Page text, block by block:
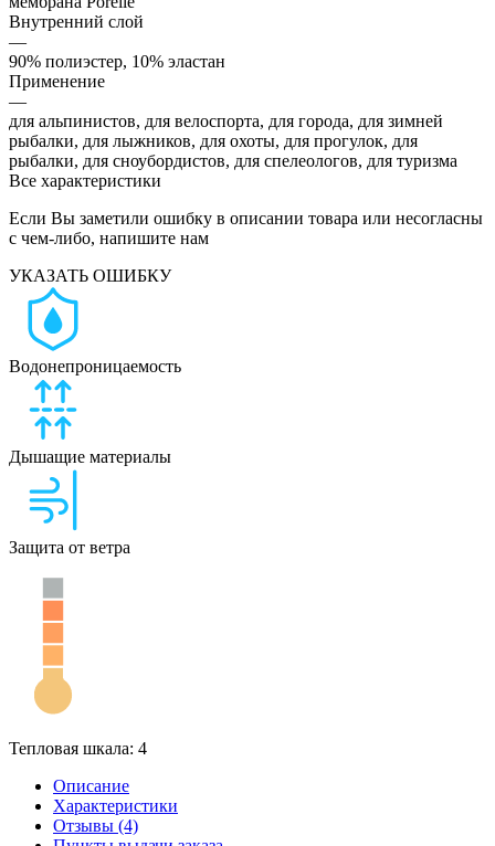
Внутренний слой
—
90% полиэстер, 10% эластан
Применение
—
для альпинистов, для велоспорта, для города, для зимней
рыбалки, для лыжников, для охоты, для прогулок, для
рыбалки, для сноубордистов, для спелеологов, для туризма
Все характеристики
Если Вы заметили ошибку в описании товара или несогласны
с чем-либо, напишите нам
УКАЗАТЬ ОШИБКУ
Водонепроницаемость
Дышащие материалы
Защита от ветра
Тепловая шкала: 4
Описание
Характеристики
Отзывы (4)